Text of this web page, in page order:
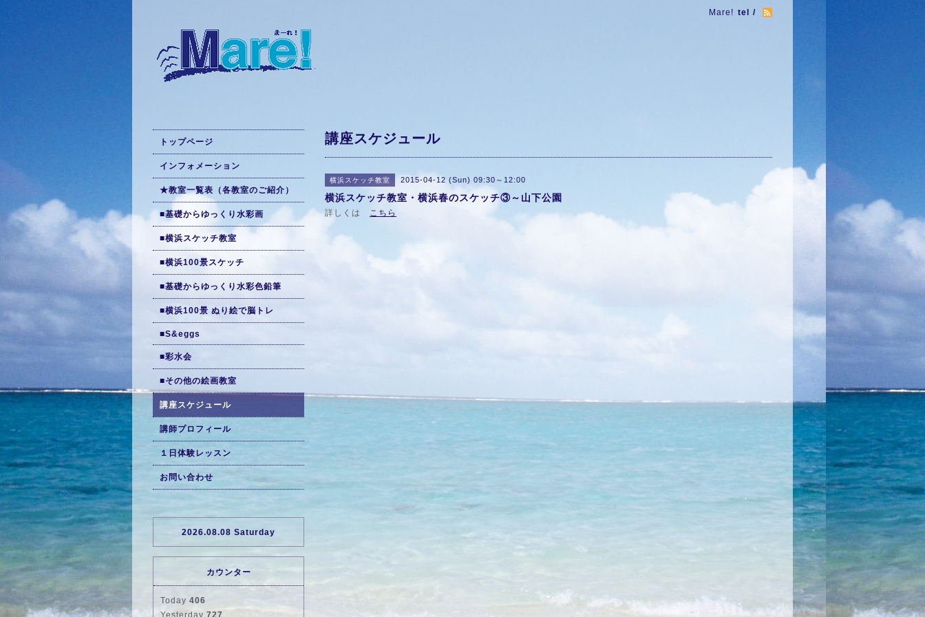
Mare! tel /
講座スケジュール
横浜スケッチ教室 2015-04-12 (Sun) 09:30～12:00
横浜スケッチ教室・横浜春のスケッチ③～山下公園
詳しくは こちら
トップページ
インフォメーション
★教室一覧表（各教室のご紹介）
■基礎からゆっくり水彩画
■横浜スケッチ教室
■横浜100景スケッチ
■基礎からゆっくり水彩色鉛筆
■横浜100景 ぬり絵で脳トレ
■S&eggs
■彩水会
■その他の絵画教室
講座スケジュール
講師プロフィール
１日体験レッスン
お問い合わせ
2026.08.08 Saturday
カウンター
Today 406
Yesterday 727